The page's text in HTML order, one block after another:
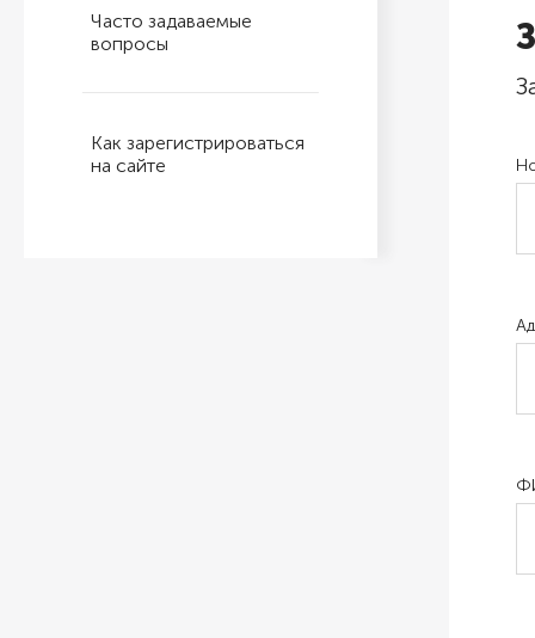
Часто задаваемые
вопросы
Как зарегистри­роваться
на сайте